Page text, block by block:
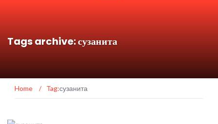
Tags archive: сузанита
Home / Tag:сузанита